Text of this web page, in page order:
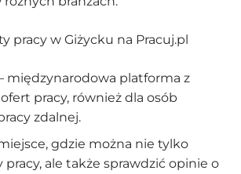
pracy w Giżycku na Pracuj.pl
międzynarodowa platforma z
pracy, również dla osób
zdalnej.
gdzie można nie tylko
pracy, ale także sprawdzić opinie o